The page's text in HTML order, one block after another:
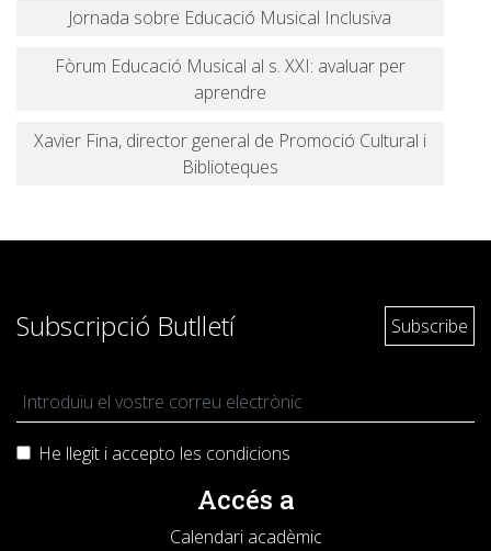
Jornada sobre Educació Musical Inclusiva
Fòrum Educació Musical al s. XXI: avaluar per
aprendre
Xavier Fina, director general de Promoció Cultural i
Biblioteques
Subscripció Butlletí
He llegit i accepto les condicions
Accés a
Calendari acadèmic